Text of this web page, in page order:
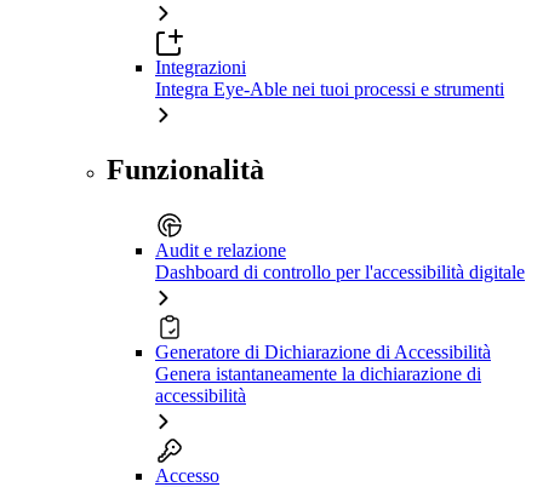
Integrazioni
Integra Eye-Able nei tuoi processi e strumenti
Funzionalità
Audit e relazione
Dashboard di controllo per l'accessibilità digitale
Generatore di Dichiarazione di Accessibilità
Genera istantaneamente la dichiarazione di
accessibilità
Accesso